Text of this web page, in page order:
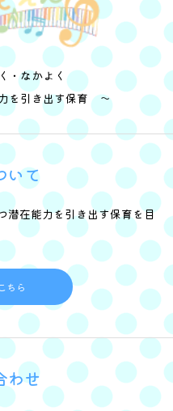
・なかよく
を引き出す保育 ～
いて
潜在能力を引き出す保育を目
ちら
わせ